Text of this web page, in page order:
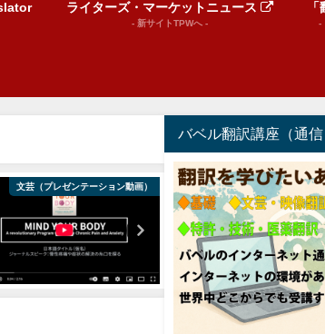
ライターズ・マーケットニュース
- 新サイトTPWへ - -
文芸（プレゼンテーション動画）
バベル翻訳講座（通